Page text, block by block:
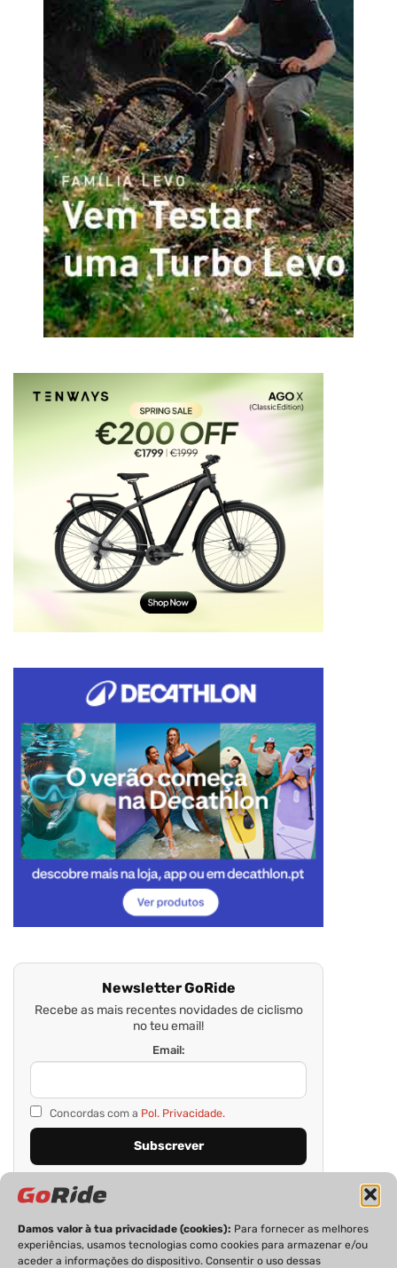
Damos valor à tua privacidade (cookies): Para fornecer as melhores
experiências, usamos tecnologias como cookies para armazenar e/ou
aceder a informações do dispositivo. Consentir o uso dessas
Newsletter GoRide
Recebe as mais recentes novidades de ciclismo
no teu email!
Email:
Concordas com a Pol. Privacidade.